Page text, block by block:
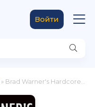
Войти
» Brad Warner's Hardcore Zen